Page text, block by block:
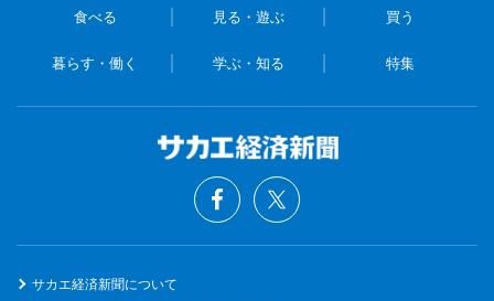
食べる 見る・遊ぶ 買う
暮らす・働く 学ぶ・知る 特集
サカエ経済新聞について